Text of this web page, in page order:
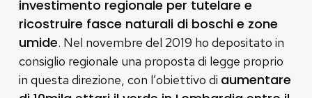
investimento regionale per tutelare e
ricostruire fasce naturali di boschi e zone
umide. Nel novembre del 2019 ho depositato in
consiglio regionale una proposta di legge proprio
in questa direzione, con l’obiettivo di aumentare